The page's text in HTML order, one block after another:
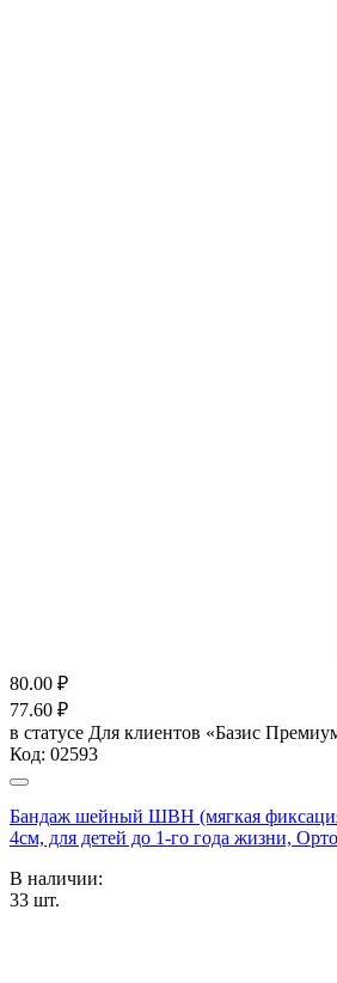
80.00 ₽
77.60 ₽
в статусе Для клиентов «Базис
Код: 02593
Бандаж шейный ШВН (мягкая
4см, для детей до 1-го года жизни,
В наличии:
33 шт.